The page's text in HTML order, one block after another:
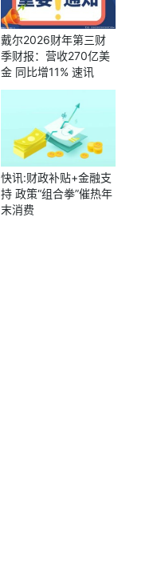
戴尔2026财年第三财
季财报：营收270亿美
金 同比增11% 速讯
快讯:财政补贴+金融支
持 政策“组合拳”催热年
末消费